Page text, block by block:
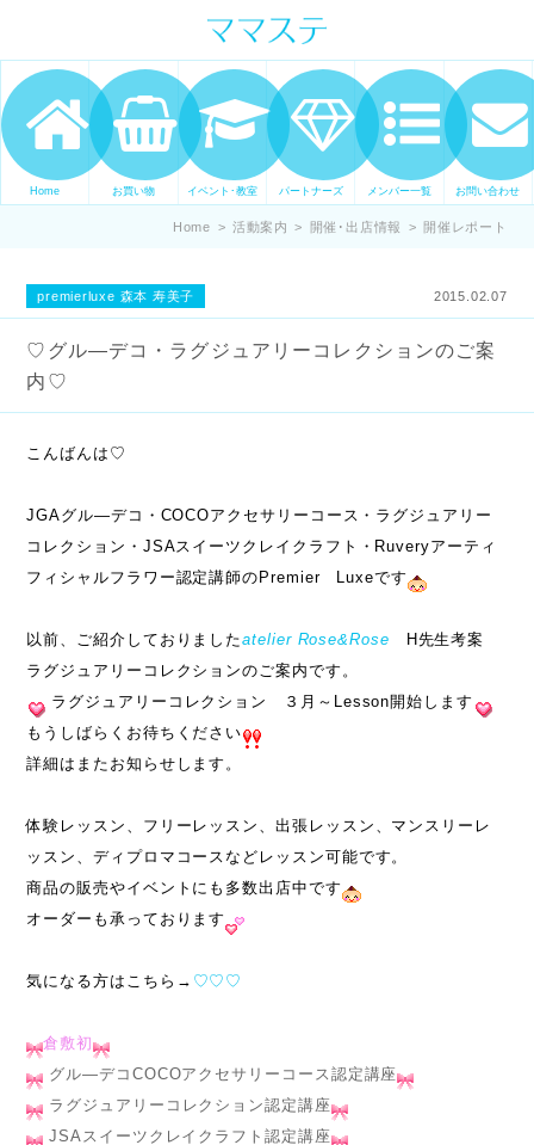
ママの才能発信します。 手づくり
表現ステージ ママステ スキル・セ
ンスを表現したいママが集まって
ます。
Home お買い物 イベント･教室 パートナーズ メンバー一覧 お問い合わせ
Home > 活動案内 > 開催･出店情報 > 開催レポート
premierluxe 森本 寿美子 2015.02.07
♡グル―デコ・ラグジュアリーコレクションのご案
内♡
こんばんは♡
JGAグル―デコ・COCOアクセサリーコース・ラグジュアリー
コレクション・JSAスイーツクレイクラフト・Ruveryアーティ
フィシャルフラワー認定講師のPremier Luxeです
以前、ご紹介しておりましたatelier Rose&Rose H先生考案
ラグジュアリーコレクションのご案内です。
ラグジュアリーコレクション ３月～Lesson開始します
もうしばらくお待ちください
詳細はまたお知らせします。
体験レッスン、フリーレッスン、出張レッスン、マンスリーレ
ッスン、ディプロマコースなどレッスン可能です。
商品の販売やイベントにも多数出店中です
オーダーも承っております
気になる方はこちら→ ♡♡♡
倉敷初
グル―デコCOCOアクセサリーコース認定講座
ラグジュアリーコレクション認定講座
JSAスイーツクレイクラフト認定講座